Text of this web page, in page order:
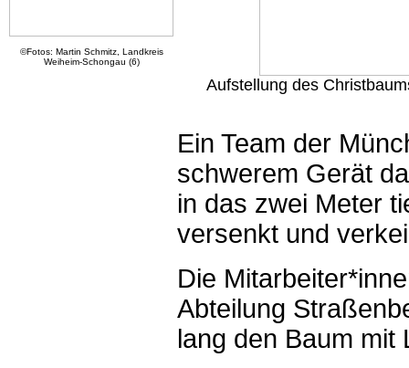
©Fotos: Martin Schmitz, Landkreis
Weiheim-Schongau (6)
Aufstellung des
Ein Team der
schwerem Gerät
in das zwei Meter
versenkt und
Die
Abteilung
lang den Baum mit